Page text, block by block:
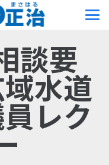
談要
水道
レク